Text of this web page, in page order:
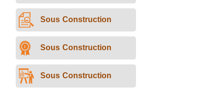
Sous Construction
Sous Construction
Sous Construction